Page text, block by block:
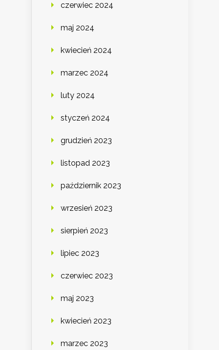
czerwiec 2024
maj 2024
kwiecień 2024
marzec 2024
luty 2024
styczeń 2024
grudzień 2023
listopad 2023
październik 2023
wrzesień 2023
sierpień 2023
lipiec 2023
czerwiec 2023
maj 2023
kwiecień 2023
marzec 2023